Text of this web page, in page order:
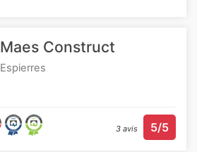
Maes Construct
Espierres
3 avis 5/5